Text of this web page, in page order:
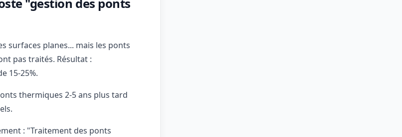
surfaces planes... mais les ponts
pas traités. Résultat :
15-25%.
thermiques 2-5 ans plus tard
: "Traitement des ponts